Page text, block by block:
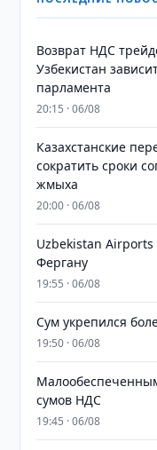
Возврат НДС
Узбекистан
парламента
20:15 · 06/08
Казахстанские
сократить сроки
жмыха
20:00 · 06/08
Uzbekistan
Фергану
19:55 · 06/08
Сум укрепился
19:50 · 06/08
сумов НДС
19:45 · 06/08